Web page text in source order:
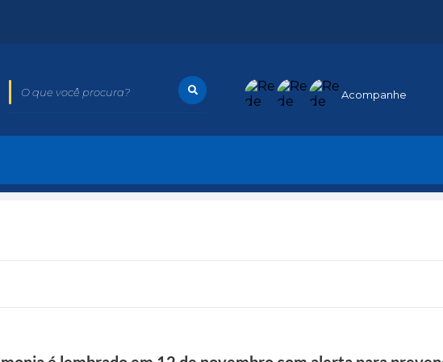
O que você procura? Acompanhe